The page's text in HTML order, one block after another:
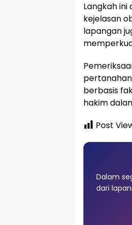
Langkah
kejelasan
lapangan
berbasis
hakim
Post
Dalam
dari